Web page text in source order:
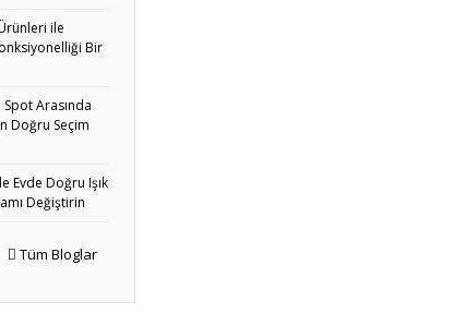
ile
Bir
Spot Arasında
Doğru Seçim
Evde Doğru Işık
Değiştirin
Tüm Bloglar